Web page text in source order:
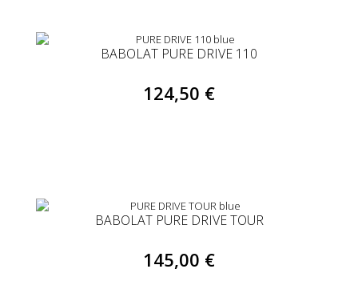
BABOLAT PURE DRIVE 110
124,50 €
BABOLAT PURE DRIVE TOUR
145,00 €